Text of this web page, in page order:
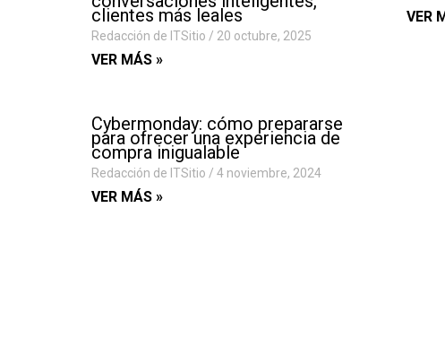
clientes más leales
Redacción de ITSitio 20 octubre, 2025
VER MÁS »
VER
Cybermonday: cómo prepararse
para ofrecer una experiencia de
compra inigualable
Redacción de ITSitio 4 noviembre, 2024
VER MÁS »